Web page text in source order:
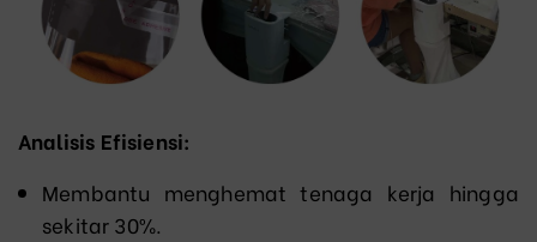
Analisis Efisiensi:
Membantu menghemat tenaga kerja hingga
sekitar 30%.